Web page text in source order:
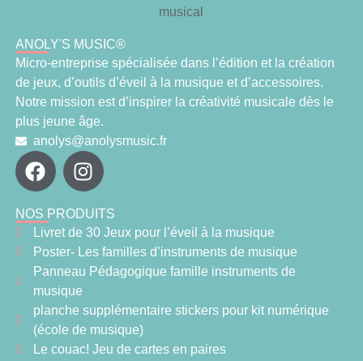
ANOLY'S MUSIC®
Micro-entreprise spécialisée dans l’édition et la création
de jeux, d’outils d’éveil à la musique et d’accessoires.
Notre mission est d’inspirer la créativité musicale dès le
plus jeune âge.
anolys@anolysmusic.fr
NOS PRODUITS
Livret de 30 Jeux pour l’éveil à la musique
Poster- Les familles d’instruments de musique
Panneau Pédagogique famille instruments de
musique
planche supplémentaire stickers pour kit numérique
(école de musique)
Le couac! Jeu de cartes en paires